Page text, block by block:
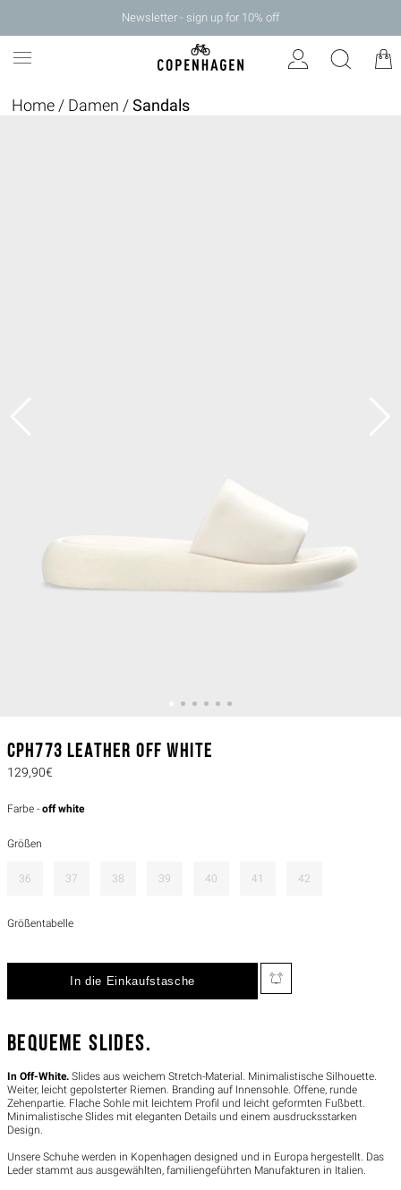
Newsletter - sign up for 10% off
Home / Damen /Sandals
CPH773 leather off white
129,90€
Farbe - off white
Größen
36 37 38 39 40 41 42
Größentabelle
BEQUEME SLIDES.
In Off-White. Slides aus weichem Stretch-Material. Minimalistische Silhouette.
Weiter, leicht gepolsterter Riemen. Branding auf Innensohle. Offene, runde
Zehenpartie. Flache Sohle mit leichtem Profil und leicht geformten Fußbett.
Minimalistische Slides mit eleganten Details und einem ausdrucksstarken
Design.
Unsere Schuhe werden in Kopenhagen designed und in Europa hergestellt. Das
Leder stammt aus ausgewählten, familiengeführten Manufakturen in Italien.